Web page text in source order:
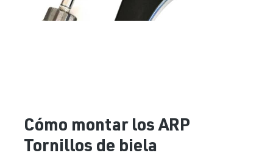
Cómo montar los ARP
Tornillos de biela